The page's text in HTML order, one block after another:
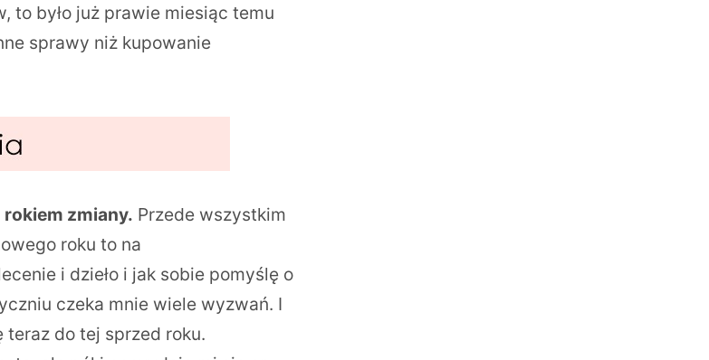
to było już prawie miesiąc temu
sprawy niż kupowanie
zmiany. Przede wszystkim
roku to na
i dzieło i jak sobie pomyślę o
czeka mnie wiele wyzwań. I
do tej sprzed roku.